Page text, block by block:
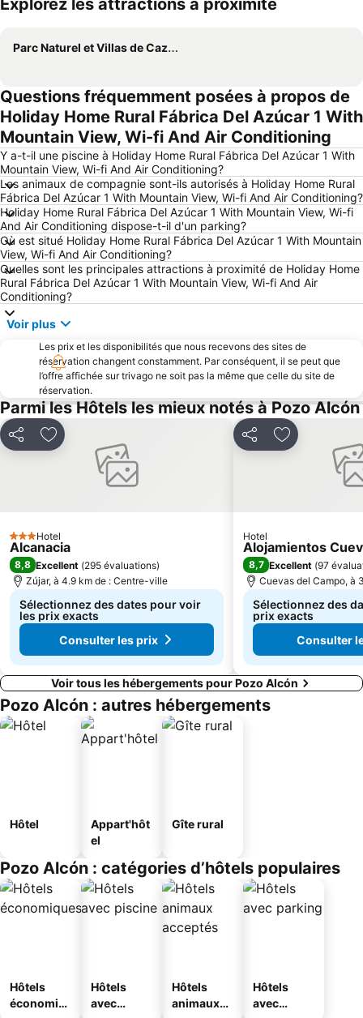
Explorez les attractions à proximité
Parc Naturel et Villas de Cazorla Segura
Questions fréquemment posées à propos de
Holiday Home Rural Fábrica Del Azúcar 1 With
Mountain View, Wi-fi And Air Conditioning
Y a-t-il une piscine à Holiday Home Rural Fábrica Del Azúcar 1 With
Mountain View, Wi-fi And Air Conditioning?
Les animaux de compagnie sont-ils autorisés à Holiday Home Rural
Fábrica Del Azúcar 1 With Mountain View, Wi-fi And Air Conditioning?
Holiday Home Rural Fábrica Del Azúcar 1 With Mountain View, Wi-fi
And Air Conditioning dispose-t-il d'un parking?
Où est situé Holiday Home Rural Fábrica Del Azúcar 1 With Mountain
View, Wi-fi And Air Conditioning?
Quelles sont les principales attractions à proximité de Holiday Home
Rural Fábrica Del Azúcar 1 With Mountain View, Wi-fi And Air
Conditioning?
Voir plus
Les prix et les disponibilités que nous recevons des sites de
réservation changent constamment. Par conséquent, il se peut que
l’offre affichée sur trivago ne soit pas la même que celle du site de
réservation.
Parmi les Hôtels les mieux notés à Pozo Alcón
PartagerAjouter à mes favoris
3 Étoiles
Hotel
Alcanacia
8,8 Excellent (295 évaluations)
Zújar, à 4.9 km de : Centre-ville
Sélectionnez des dates pour voir
les prix exacts
Consulter les prix
PartagerAjouter à
Hotel
Alojamientos
8,7 Excellent (97
Cuevas del Campo, à
Sélectionnez des
prix exacts
Consulter
Voir tous les hébergements pour Pozo Alcón
Pozo Alcón : autres hébergements
Hôtel
Appart'hôt
el
Gîte rural
Pozo Alcón : catégories d’hôtels populaires
Hôtels
économiq
Hôtels
avec
Hôtels
animaux
Hôtels
avec